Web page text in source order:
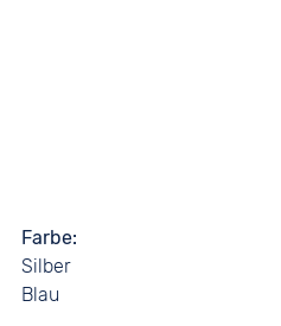
Farbe
Silber
Blau